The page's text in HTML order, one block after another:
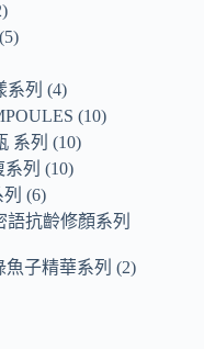
5
系列
4
10
系列
10
列
10
6
語抗齡修顏系列
魚子精華系列
2